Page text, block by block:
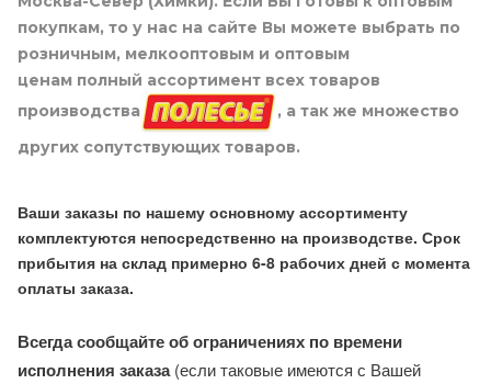
покупкам, то у нас на сайте Вы можете выбрать по
розничным, мелкооптовым и оптовым
ценам полный ассортимент всех товаров
производства
, а так же множество
других сопутствующих товаров.
Ваши заказы по нашему основному ассортименту
комплектуются непосредственно на производстве. Срок
прибытия на склад примерно 6-8 рабочих дней с момента
оплаты заказа.
Всегда сообщайте об ограничениях по времени
исполнения заказа(если таковые имеются с Вашей